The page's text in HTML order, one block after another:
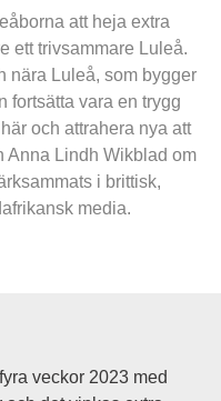
att heja extra
ett trivsammare Luleå.
nära Luleå, som bygger
fortsätta vara en trygg
och attrahera nya att
webbplats, öppnas i
i brittisk,
media.
veckor 2023 med